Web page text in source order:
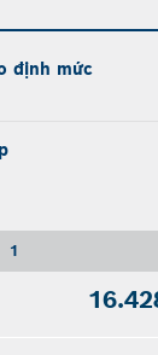
định mức
1